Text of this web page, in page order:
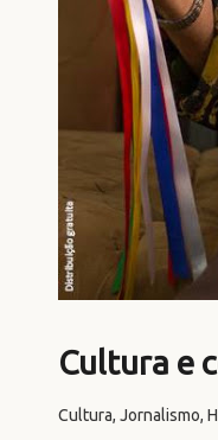
Cultura e
Cultura, Jornalismo,